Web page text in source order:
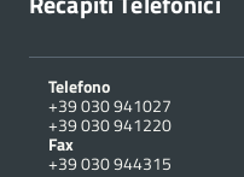
Telefono
+39 030 941027
+39 030 941220
Fax
+39 030 944315